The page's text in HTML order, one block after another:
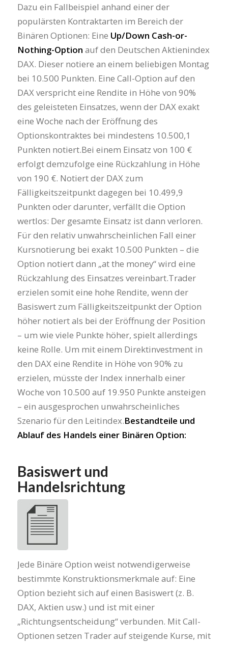
Dazu ein Fallbeispiel anhand einer der
populärsten Kontraktarten im Bereich der
Binären Optionen: Eine Up/Down Cash-or-
Nothing-Option auf den Deutschen Aktienindex
DAX. Dieser notiere an einem beliebigen Montag
bei 10.500 Punkten. Eine Call-Option auf den
DAX verspricht eine Rendite in Höhe von 90%
des geleisteten Einsatzes, wenn der DAX exakt
eine Woche nach der Eröffnung des
Optionskontraktes bei mindestens 10.500,1
Punkten notiert.Bei einem Einsatz von 100 €
erfolgt demzufolge eine Rückzahlung in Höhe
von 190 €. Notiert der DAX zum
Fälligkeitszeitpunkt dagegen bei 10.499,9
Punkten oder darunter, verfällt die Option
wertlos: Der gesamte Einsatz ist dann verloren.
Für den relativ unwahrscheinlichen Fall einer
Kursnotierung bei exakt 10.500 Punkten – die
Option notiert dann „at the money“ wird eine
Rückzahlung des Einsatzes vereinbart.Trader
erzielen somit eine hohe Rendite, wenn der
Basiswert zum Fälligkeitszeitpunkt der Option
höher notiert als bei der Eröffnung der Position
– um wie viele Punkte höher, spielt allerdings
keine Rolle. Um mit einem Direktinvestment in
den DAX eine Rendite in Höhe von 90% zu
erzielen, müsste der Index innerhalb einer
Woche von 10.500 auf 19.950 Punkte ansteigen
– ein ausgesprochen unwahrscheinliches
Szenario für den Leitindex.Bestandteile und
Ablauf des Handels einer Binären Option:
Basiswert und
Handelsrichtung
Jede Binäre Option weist notwendigerweise
bestimmte Konstruktionsmerkmale auf: Eine
Option bezieht sich auf einen Basiswert (z. B.
DAX, Aktien usw.) und ist mit einer
„Richtungsentscheidung“ verbunden. Mit Call-
Optionen setzen Trader auf steigende Kurse, mit